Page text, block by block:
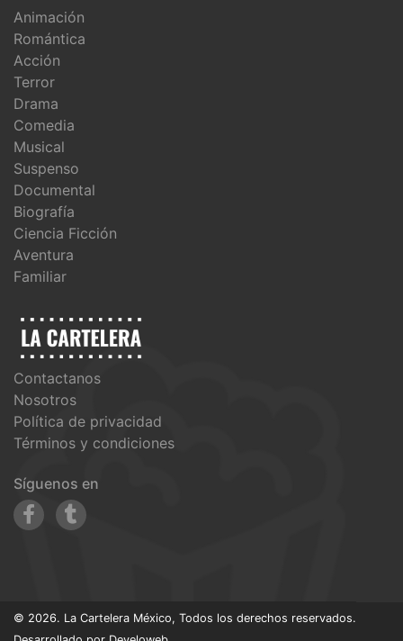
Animación
Romántica
Acción
Terror
Drama
Comedia
Musical
Suspenso
Documental
Biografía
Ciencia Ficción
Aventura
Familiar
Contactanos
Nosotros
Política de privacidad
Términos y condiciones
Síguenos en
© 2026. La Cartelera México, Todos los derechos reservados.